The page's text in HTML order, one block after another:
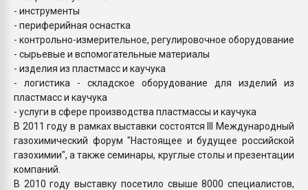
- инструменты
- периферийная оснастка
- контрольно-измерительное, регулировочное оборудование
- сырьевые и вспомогательные материалы
- изделия из пластмасс и каучука
- логистика - складское оборудование для изделий из
пластмасс и каучука
- услуги в сфере производства пластмассы и каучука
В 2011 году в рамках выставки состоятся III Международный
газохимический форум "Настоящее и будущее российской
газохимии", а также семинары, круглые столы и презентации
компаний.
В 2010 году выставку посетило свыше 8000 специалистов,